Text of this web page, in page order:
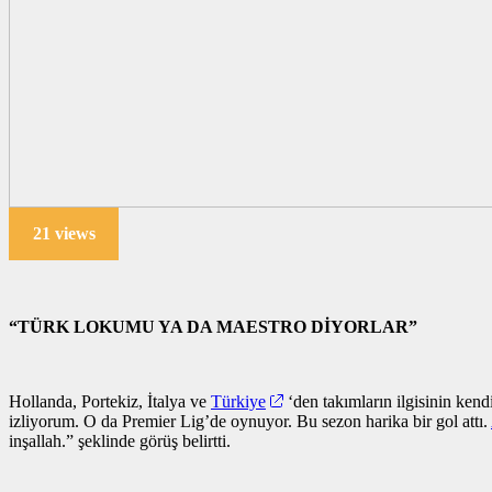
21 views
“TÜRK LOKUMU YA DA MAESTRO DİYORLAR”
Hollanda, Portekiz, İtalya ve Türkiye
‘den takımların ilgisinin
izliyorum. O da Premier Lig’de oynuyor. Bu sezon harika bir gol attı.
inşallah.” şeklinde görüş belirtti.